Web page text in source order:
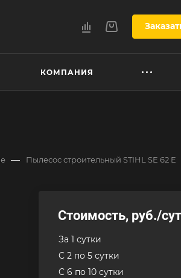
КОМПАНИЯ
— Пылесос строительный STIHL SE 62 E
Стоимость, руб./
За 1 сутки
C 2 по 5 сутки
C 6 по 10 сутки